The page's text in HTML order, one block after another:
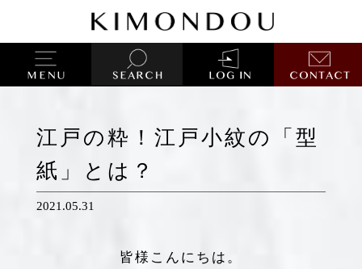
江戸の粋！江戸小紋の「型
紙」とは？
2021.05.31
皆様こんにちは。